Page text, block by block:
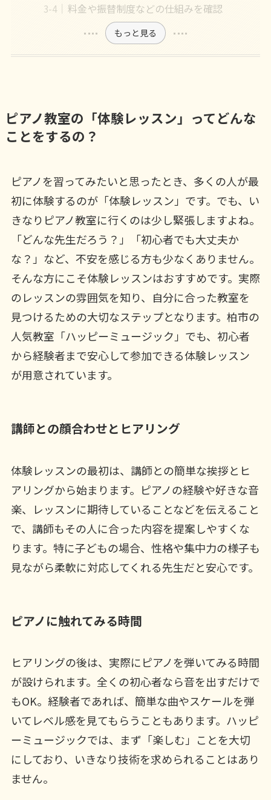
料金や振替制度などの仕組みを確認
もっと見る
ピアノ教室の「体験レッスン」ってどんな
ことをするの？
ピアノを習ってみたいと思ったとき、多くの人が最
初に体験するのが「体験レッスン」です。でも、い
きなりピアノ教室に行くのは少し緊張しますよね。
「どんな先生だろう？」「初心者でも大丈夫か
な？」など、不安を感じる方も少なくありません。
そんな方にこそ体験レッスンはおすすめです。実際
のレッスンの雰囲気を知り、自分に合った教室を
見つけるための大切なステップとなります。柏市の
人気教室「ハッピーミュージック」でも、初心者
から経験者まで安心して参加できる体験レッスン
が用意されています。
講師との顔合わせとヒアリング
体験レッスンの最初は、講師との簡単な挨拶とヒ
アリングから始まります。ピアノの経験や好きな音
楽、レッスンに期待していることなどを伝えること
で、講師もその人に合った内容を提案しやすくな
ります。特に子どもの場合、性格や集中力の様子も
見ながら柔軟に対応してくれる先生だと安心です。
ピアノに触れてみる時間
ヒアリングの後は、実際にピアノを弾いてみる時間
が設けられます。全くの初心者なら音を出すだけで
もOK。経験者であれば、簡単な曲やスケールを弾
いてレベル感を見てもらうこともあります。ハッピ
ーミュージックでは、まず「楽しむ」ことを大切
にしており、いきなり技術を求められることはあり
ません。